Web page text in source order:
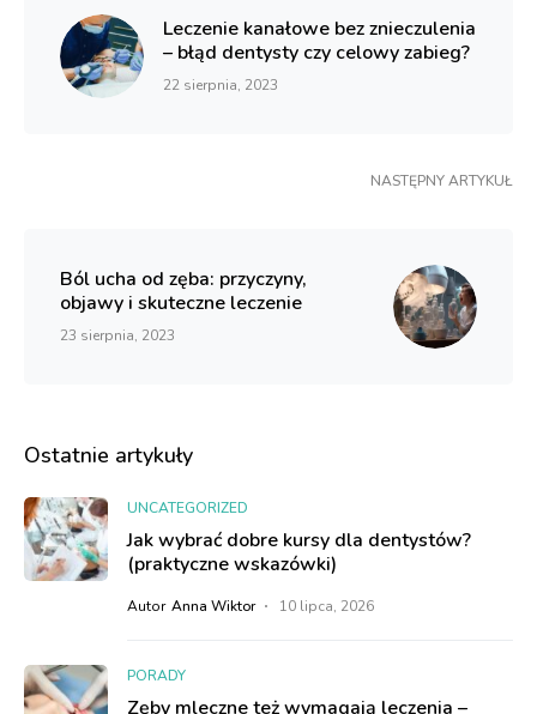
Leczenie kanałowe bez znieczulenia
– błąd dentysty czy celowy zabieg?
22 sierpnia, 2023
NASTĘPNY ARTYKUŁ
Ból ucha od zęba: przyczyny,
objawy i skuteczne leczenie
23 sierpnia, 2023
Ostatnie artykuły
UNCATEGORIZED
Jak wybrać dobre kursy dla dentystów?
(praktyczne wskazówki)
Autor Anna Wiktor 10 lipca, 2026
PORADY
Zęby mleczne też wymagają leczenia –